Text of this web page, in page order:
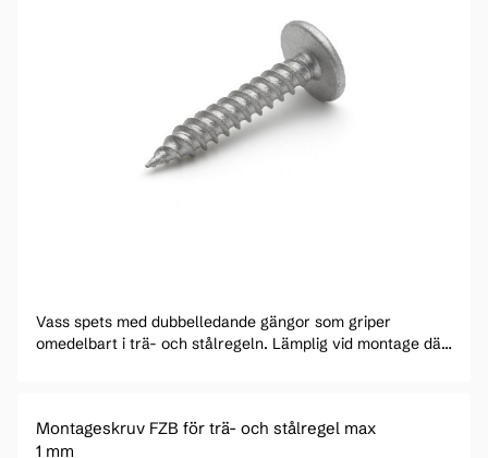
Vass spets med dubbelledande gängor som griper
omedelbart i trä- och stålregeln. Lämplig vid montage där
Montageskruv FZB för trä- och stålregel max
1 mm